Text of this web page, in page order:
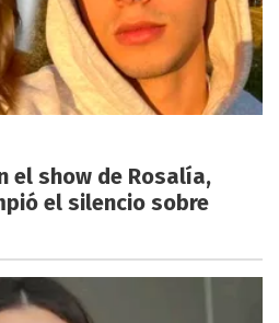
el show de Rosalía,
el silencio sobre